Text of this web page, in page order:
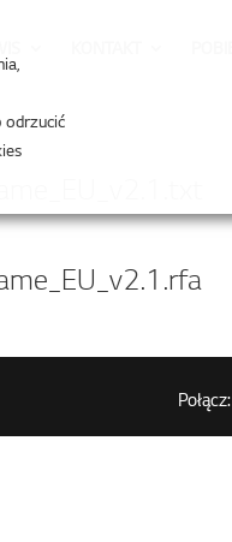
Połącz:
odrzucić